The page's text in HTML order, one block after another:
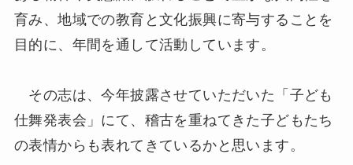
育み、地域での教育と文化振興に寄与することを
目的に、年間を通して活動しています。
その志は、今年披露させていただいた「子ども
仕舞発表会」にて、稽古を重ねてきた子どもたち
の表情からも表れてきているかと思います。